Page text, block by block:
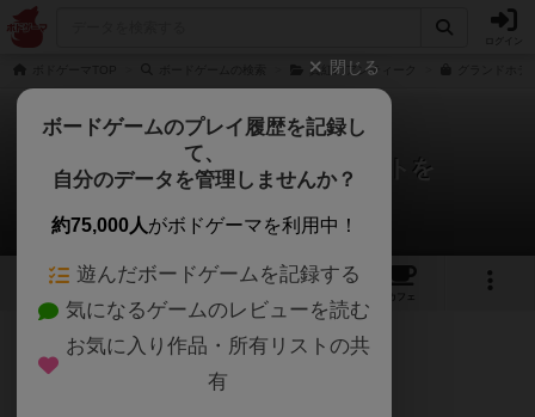
真紅のアンティーク
グランドホテルでデュエットを
クロウさんのレビュー
3 5
カフェ
489名 1名 0 2年以上前
閉じる
ボードゲームのプレイ履歴を記録し
て、
自分のデータを管理しませんか？
約75,000人がボドゲーマを利用中！
遊んだボードゲームを記録する
気になるゲームのレビューを読む
お気に入り作品・所有リストの共
有